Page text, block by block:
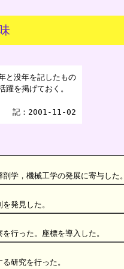
と没年を記したもの
を掲げておく。
記：2001-11-02
学，機械工学の発展に寄与した。
発見した。
行った。座標を導入した。
研究を行った。